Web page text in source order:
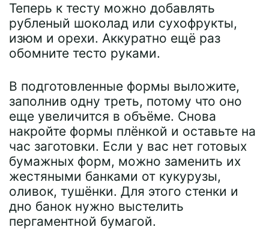
Теперь к тесту можно добавлять
рубленый шоколад или сухофрукты,
изюм и орехи. Аккуратно ещё раз
обомните тесто руками.
В подготовленные формы выложите,
заполнив одну треть, потому что оно
еще увеличится в объёме. Снова
накройте формы плёнкой и оставьте на
час заготовки. Если у вас нет готовых
бумажных форм, можно заменить их
жестяными банками от кукурузы,
оливок, тушёнки. Для этого стенки и
дно банок нужно выстелить
пергаментной бумагой.